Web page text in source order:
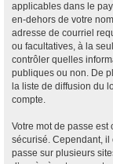
applicables dans le
en-dehors de votre
adresse de courriel
ou facultatives, à la
contrôler quelles
publiques ou non. De
la liste de diffusion du
compte.
Votre mot de passe est
sécurisé. Cependant, il
passe sur plusieurs